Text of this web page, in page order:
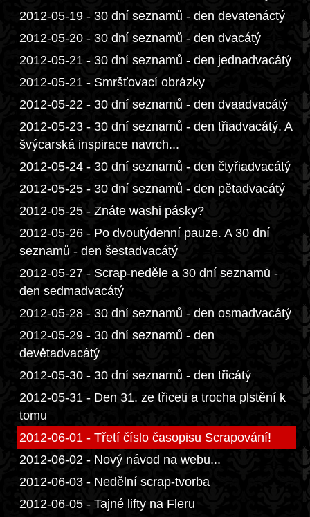
2012-05-19 - 30 dní seznamů - den devatenáctý
2012-05-20 - 30 dní seznamů - den dvacátý
2012-05-21 - 30 dní seznamů - den jednadvacátý
2012-05-21 - Smršťovací obrázky
2012-05-22 - 30 dní seznamů - den dvaadvacátý
2012-05-23 - 30 dní seznamů - den třiadvacátý. A
švýcarská inspirace navrch...
2012-05-24 - 30 dní seznamů - den čtyřiadvacátý
2012-05-25 - 30 dní seznamů - den pětadvacátý
2012-05-25 - Znáte washi pásky?
2012-05-26 - Po dvoutýdenní pauze. A 30 dní
seznamů - den šestadvacátý
2012-05-27 - Scrap-neděle a 30 dní seznamů -
den sedmadvacátý
2012-05-28 - 30 dní seznamů - den osmadvacátý
2012-05-29 - 30 dní seznamů - den
devětadvacátý
2012-05-30 - 30 dní seznamů - den třicátý
2012-05-31 - Den 31. ze třiceti a trocha plstění k
tomu
2012-06-01 - Třetí číslo časopisu Scrapování!
2012-06-02 - Nový návod na webu...
2012-06-03 - Nedělní scrap-tvorba
2012-06-05 - Tajné lifty na Fleru